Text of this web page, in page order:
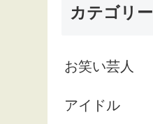
カテゴリー
お笑い芸人
アイドル